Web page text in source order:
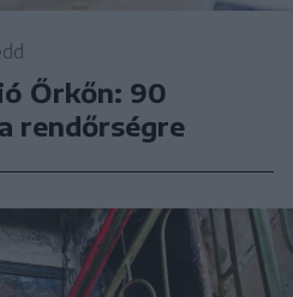
Őrkőn: 90
rendőrségre